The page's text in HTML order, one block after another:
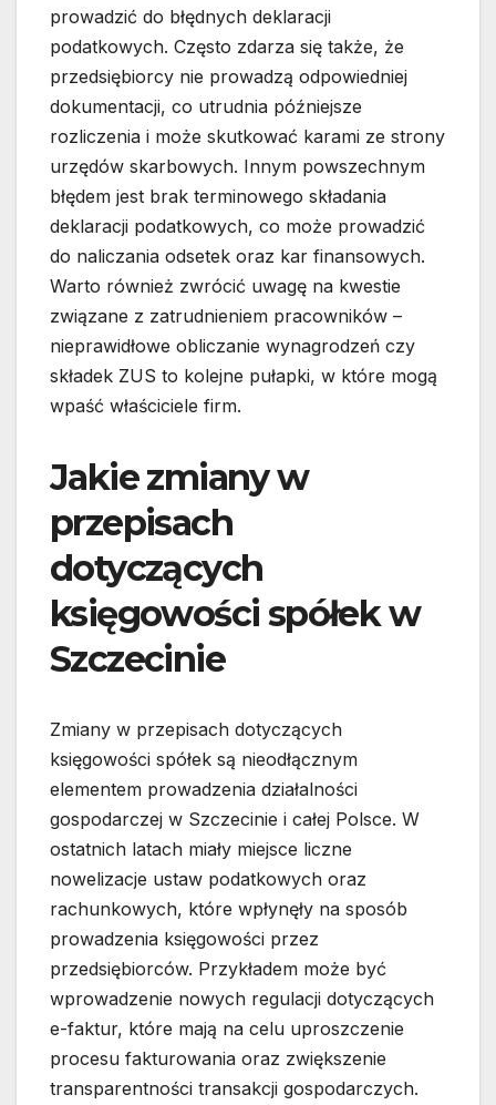
prowadzić do błędnych deklaracji
podatkowych. Często zdarza się także, że
przedsiębiorcy nie prowadzą odpowiedniej
dokumentacji, co utrudnia późniejsze
rozliczenia i może skutkować karami ze strony
urzędów skarbowych. Innym powszechnym
błędem jest brak terminowego składania
deklaracji podatkowych, co może prowadzić
do naliczania odsetek oraz kar finansowych.
Warto również zwrócić uwagę na kwestie
związane z zatrudnieniem pracowników –
nieprawidłowe obliczanie wynagrodzeń czy
składek ZUS to kolejne pułapki, w które mogą
wpaść właściciele firm.
Jakie zmiany w
przepisach
dotyczących
księgowości spółek w
Szczecinie
Zmiany w przepisach dotyczących
księgowości spółek są nieodłącznym
elementem prowadzenia działalności
gospodarczej w Szczecinie i całej Polsce. W
ostatnich latach miały miejsce liczne
nowelizacje ustaw podatkowych oraz
rachunkowych, które wpłynęły na sposób
prowadzenia księgowości przez
przedsiębiorców. Przykładem może być
wprowadzenie nowych regulacji dotyczących
e-faktur, które mają na celu uproszczenie
procesu fakturowania oraz zwiększenie
transparentności transakcji gospodarczych.